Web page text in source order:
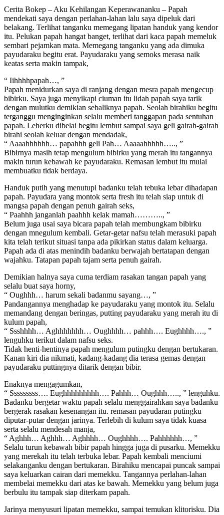
Cerita Bokep – Aku Kehilangan Keperawananku – Papah
mendekati saya dengan perlahan-lahan lalu saya dipeluk dari
belakang. Terlihat tanganku memegang lipatan handuk yang kendor
itu. Pelukan papah hangat banget, terlihat dari kaca papah memeluk
sembari pejamkan mata. Memegang tanganku yang ada dimuka
payudaraku begitu erat. Payudaraku yang semoks merasa naik
keatas serta makin tampak,
“ Iihhhhpapah…, ”
Papah menidurkan saya di ranjang dengan mesra papah mengecup
bibirku. Saya juga menyikapi ciuman itu lidah papah saya tarik
dengan mulutku demikian sebaliknya papah. Seolah birahiku begitu
terganggu menginginkan selalu memberi tanggapan pada sentuhan
papah. Leherku dibelai begitu lembut sampai saya geli gairah-gairah
birahi seolah keluar dengan mendadak,
“ Aaaahhhhhh… papahhh geli Pah… Aaaaahhhhh….., ”
Bibirnya masih tetap mengulum bibirku yang merah itu tangannya
makin turun kebawah ke payudaraku. Remasan lembut itu mulai
membuatku tidak berdaya.
Handuk putih yang menutupi badanku telah tebuka lebar dihadapan
papah. Payudara yang montok serta fresh itu telah siap untuk di
mangsa papah dengan penuh gairah seks,
“ Paahhh janganlah paahhh kelak mamah……….., ”
Belum juga usai saya bicara papah telah membungkam bibirku
dengan mnegulum kembali. Getar-getar nafsu telah merasuki papah
kita telah terikut situasi tanpa ada pikirkan status dalam keluarga.
Papah ada di atas menindih badanku berwajah bertatapan dengan
wajahku. Tatapan papah tajam serta penuh gairah.
Demikian halnya saya cuma terdiam rasakan tangan papah yang
selalu buat saya horny,
“ Oughhh… harum sekali badanmu sayang…, ”
Pandangannya menghadap ke payudaraku yang montok itu. Selalu
memandang dengan beringas, putting payudaraku yang merah itu di
kulum papah,
“ Ssshhhh… Aghhhhhhh… Oughhhh… pahhh…. Eughhhh…., ”
lenguhku terikut dalam nafsu seks.
Tidak henti-hentinya papah mengulum putingku dengan bertukaran.
Kanan kiri dia nikmati, kadang-kadang dia terasa gemas dengan
payudaraku puttingnya ditarik dengan bibir.
Enaknya mengagumkan,
“ Sssssssss…. Eughhhhhhhhh…. Pahhh… Oughhh….., ” lenguhku.
Badanku bergetar waktu papah selalu menggairahkan saya badanku
bergerak rasakan kesenangan itu. remasan payudaran putingku
diputar-putar dengan jarinya. Terlebih di kulum saya tidak kuasa
serta selalu mendesah manja,
“ Aghhh… Aghhh… Aghhhh… Oughhhh…. Pahhhhhh…, ”
Selalu turun kebawah bibir papah hingga juga di pusarku. Memekku
yang merekah itu telah terbuka lebar. Papah kembali menciumi
selakanganku dengan bertukaran. Birahiku mencapai puncak sampai
saya keluarkan cairan dari memekku. Tangannya perlahan-lahan
membelai memekku dari atas ke bawah. Memekku yang belum juga
berbulu itu tampak siap diterkam papah.
Jarinya menyusuri lipatan memekku, sampai temukan klitorisku. Dia